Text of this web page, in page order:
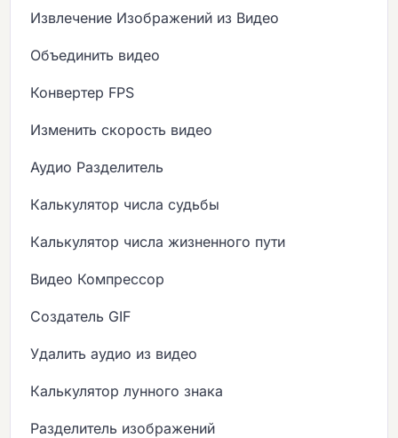
Извлечение Изображений из Видео
Объединить видео
Конвертер FPS
Изменить скорость видео
Аудио Разделитель
Калькулятор числа судьбы
Калькулятор числа жизненного пути
Видео Компрессор
Создатель GIF
Удалить аудио из видео
Калькулятор лунного знака
Разделитель изображений